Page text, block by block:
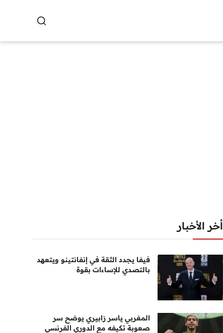
أخر الأخبار
فيفا يجدد الثقة في إنفانتينو ويتعهد
بالتصدي للإساءات بقوة
المغربي ياسر زابيري يوضح سر
صعوبة تكيفه مع الدوري الفرنسي